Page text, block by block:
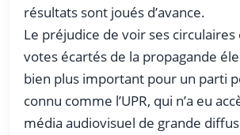
résultats sont joués d’avance.
Le préjudice de voir ses
votes écartés de la propagande
bien plus important pour un parti
connu comme l’UPR, qui n’a eu
média audiovisuel de grande